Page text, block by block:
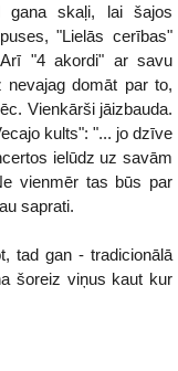
gana skaļi, lai šajos
"Lielās cerības"
"4 akordi" ar savu
domāt par to,
Vienkārši jāizbauda.
kults": "... jo dzīve
ielūdz uz savām
vienmēr tas būs par
saprati.
tad gan - tradicionālā
šoreiz viņus kaut kur